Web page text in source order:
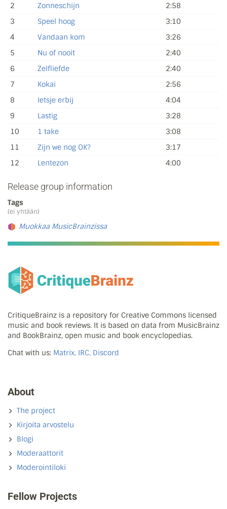
2
Zonneschijn
2:58
3
Speel hoog
3:10
4
Vandaan kom
3:26
5
Nu of nooit
2:40
6
Zelfliefde
2:40
7
Kokai
2:56
8
Ietsje erbij
4:04
9
Lastig
3:28
10
1 take
3:08
11
Zijn we nog OK?
3:17
12
Lentezon 4:00
Release group information
Tags
(ei yhtään)
Muokkaa MusicBrainzissa
CritiqueBrainz is a repository for Creative Commons licensed
music and book reviews. It is based on data from MusicBrainz
and BookBrainz, open music and book encyclopedias.
Chat with us: Matrix, IRC, Discord
About
The project
Kirjoita arvostelu
Blogi
Moderaattorit
Moderointiloki
Fellow Projects